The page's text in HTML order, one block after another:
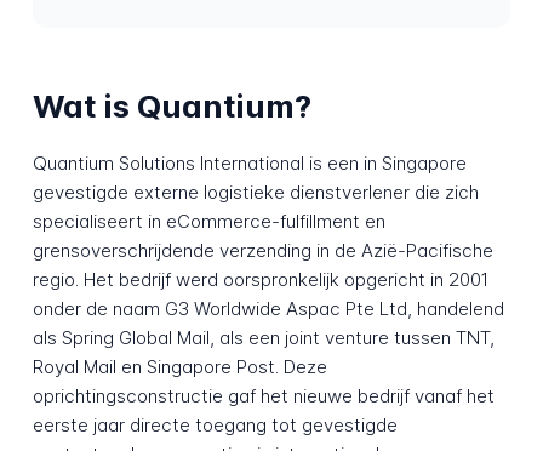
Wat is Quantium?
Quantium Solutions International is een in Singapore
gevestigde externe logistieke dienstverlener die zich
specialiseert in eCommerce-fulfillment en
grensoverschrijdende verzending in de Azië-Pacifische
regio. Het bedrijf werd oorspronkelijk opgericht in 2001
onder de naam G3 Worldwide Aspac Pte Ltd, handelend
als Spring Global Mail, als een joint venture tussen TNT,
Royal Mail en Singapore Post. Deze
oprichtingsconstructie gaf het nieuwe bedrijf vanaf het
eerste jaar directe toegang tot gevestigde